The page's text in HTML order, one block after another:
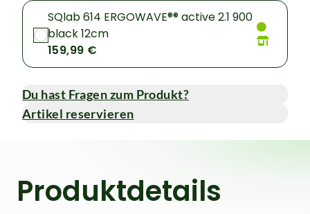
SQlab 614 ERGOWAVE®® active 2.1 900
black 12cm
159,99 €
Du hast Fragen zum Produkt?
Artikel reservieren
Produktdetails